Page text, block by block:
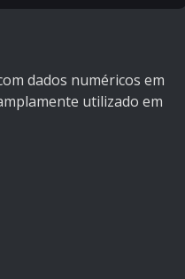
dados numéricos em
utilizado em